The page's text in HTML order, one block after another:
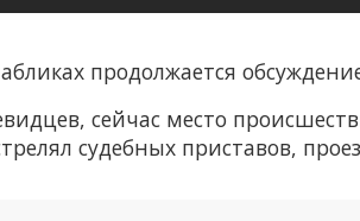
продолжается
сейчас место
судебных приставов,